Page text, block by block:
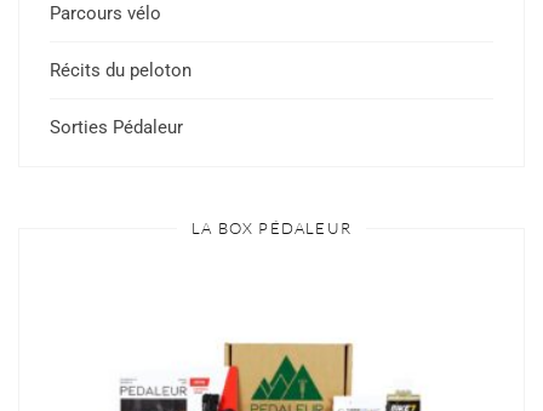
Parcours vélo
Récits du peloton
Sorties Pédaleur
LA BOX PÉDALEUR